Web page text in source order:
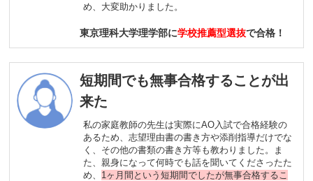
め、大変助かりました。
東京理科大学理学部に学校推薦型選抜で合格！
短期間でも無事合格することが出
来た
私の家庭教師の先生は実際にAO入試で合格経験の
あるため、志望理由書の書き方や添削指導だけでな
く、その他の書類の書き方等も教わりました。ま
た、親身になって何時でも話を聞いてくださったた
め、 1ヶ月間という短期間でしたが無事合格するこ